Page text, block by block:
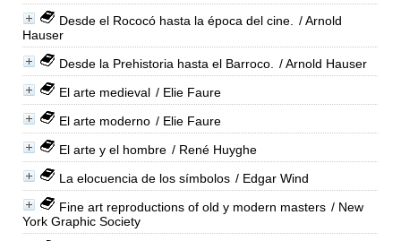
Desde el Rococó hasta la época del cine.
/ Arnold
Hauser
Desde la Prehistoria hasta el Barroco.
/ Arnold Hauser
El arte medieval / Elie Faure
El arte moderno / Elie Faure
El arte y el hombre / René Huyghe
La elocuencia de los símbolos / Edgar Wind
Fine art reproductions of old y modern masters / New
York Graphic Society